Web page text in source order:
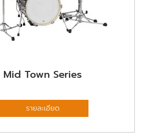
Mid Town Series
รายละเอียด